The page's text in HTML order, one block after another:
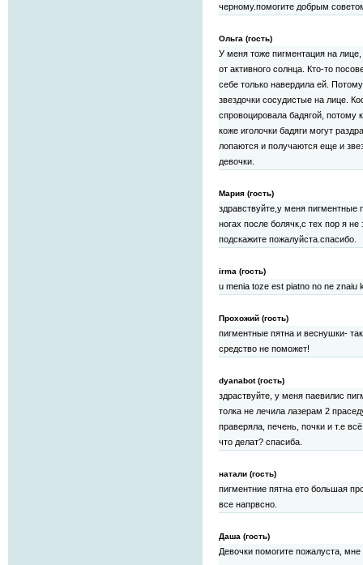
черному.помогите добрым
Ольга (гость)
У меня тоже пигментация на
от активного солнца. Кто-то
себе только навердила ей.
звездочки сосудистые на лице.
спровоцировала бадягой, потому
коже иголочки бадяги могут
лопаются и получаются еще и
девочки.
Мария (гость)
здравствуйте,у меня пигментные
ногах после болячк,с тех пор я
подскажите пожалуйста.спасибо.
irma (гость)
u menia toze est piatno no ne znaiu
Прохожий (гость)
пигментные пятна и веснушки-
средство не поможет!
dyanabot (гость)
здраствуйте, у меня паевилис
толка не лечила лазерам 2
праверяла, печень, почки и т.е
что делат? спасиба.
натали (гость)
пигментние пятна ето большая
все напрвсно.
Даша (гость)
Девочки помогите пожалуста,